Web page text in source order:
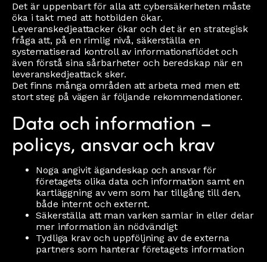
Det är uppenbart för alla att cybersäkerheten måste
öka i takt med att hotbilden ökar.
Leveranskedjeattacker ökar och det är en strategisk
fråga att, på en rimlig nivå, säkerställa en
systematiserad kontroll av informationsflödet och
även förstå sina sårbarheter och beredskap när en
leveranskedjeattack sker.
Det finns många områden att arbeta med men ett
stort steg på vägen är följande rekommendationer.
Data och information –
policys, ansvar och krav
Noga angivit ägandeskap och ansvar för
företagets olika data och information samt en
kartläggning av vem som har tillgång till den,
både internt och externt.
Säkerställa att man varken samlar in eller delar
mer information än nödvändigt
Tydliga krav och uppföljning av de externa
partners som hanterar företagets information